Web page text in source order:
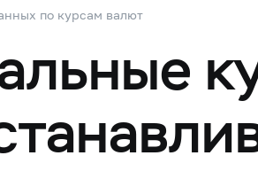
по курсам валют